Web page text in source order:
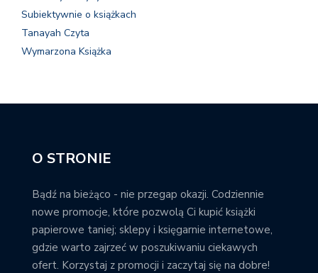
Subiektywnie o książkach
Tanayah Czyta
Wymarzona Książka
O STRONIE
Bądź na bieżąco - nie przegap okazji. Codziennie
nowe promocje, które pozwolą Ci kupić książki
papierowe taniej; sklepy i księgarnie internetowe,
gdzie warto zajrzeć w poszukiwaniu ciekawych
ofert. Korzystaj z promocji i zaczytaj się na dobre!